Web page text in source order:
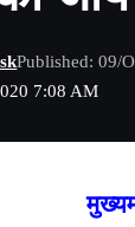
7:08 AM
Published: 09/